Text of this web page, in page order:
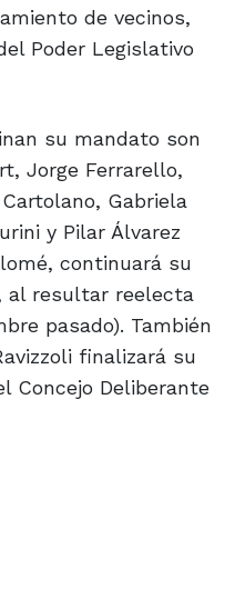
de vecinos,
Poder Legislativo
su mandato son
Jorge Ferrarello,
Gabriela
y Pilar Álvarez
continuará su
al resultar reelecta
pasado). También
finalizará su
Concejo Deliberante